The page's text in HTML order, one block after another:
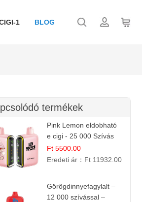
1 BLOG
termékek
Pink Lemon eldobható
e cigi - 25 000 Szívás
Ft 5500.00
Eredeti ár： Ft 11932.00
Görögdinnyefagylalt –
12 000 szívással –